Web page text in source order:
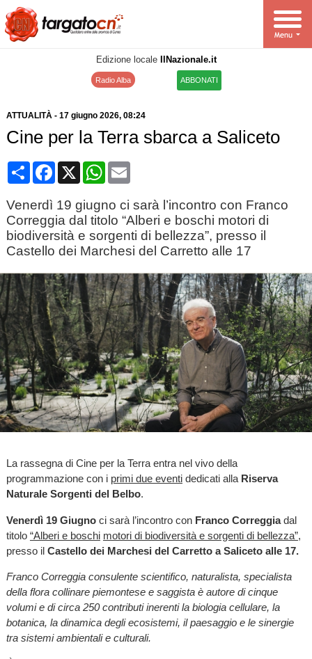
Edizione locale IlNazionale.it
Radio Alba ABBONATI
ATTUALITÀ- 17 giugno 2026, 08:24
Cine per la Terra sbarca a Saliceto
CondividiFacebook
X WhatsApp
Email
Venerdì 19 giugno ci sarà l’incontro con Franco
Correggia dal titolo “Alberi e boschi motori di
biodiversità e sorgenti di bellezza”, presso il
Castello dei Marchesi del Carretto alle 17
La rassegna di Cine per la Terra entra nel vivo della
programmazione con i primi due eventidedicati alla Riserva
Naturale Sorgenti del Belbo.
Venerdì 19 Giugno ci sarà l’incontro con Franco Correggiadal
titolo “Alberi e boschi motori di biodiversità e sorgenti di bellezza”,
presso il Castello dei Marchesi del Carretto a Saliceto alle 17.
Franco Correggia consulente scientifico, naturalista, specialista
della flora collinare piemontese e saggista è autore di cinque
volumi e di circa 250 contributi inerenti la biologia cellulare, la
botanica, la dinamica degli ecosistemi, il paesaggio e le sinergie
tra sistemi ambientali e culturali.